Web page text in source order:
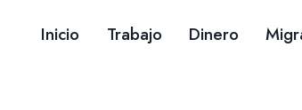
Inicio Trabajo Dinero